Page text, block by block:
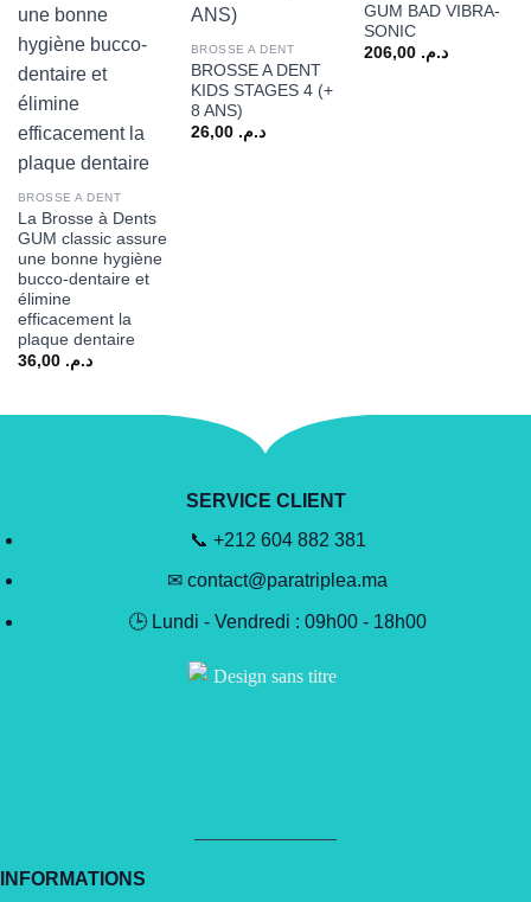
BROSSE A DENT
La Brosse à Dents
GUM classic assure
une bonne hygiène
bucco-dentaire et
élimine
efficacement la
plaque dentaire
د.م. 36,00
BROSSE A DENT
BROSSE A DENT
KIDS STAGES 4 (+
8 ANS)
د.م. 26,00
GUM BAD VIBRA-
SONIC
د.م. 206,00
SERVICE CLIENT
📞 +212 604 882 381
✉ contact@paratriplea.ma
🕒 Lundi - Vendredi : 09h00 - 18h00
INFORMATIONS